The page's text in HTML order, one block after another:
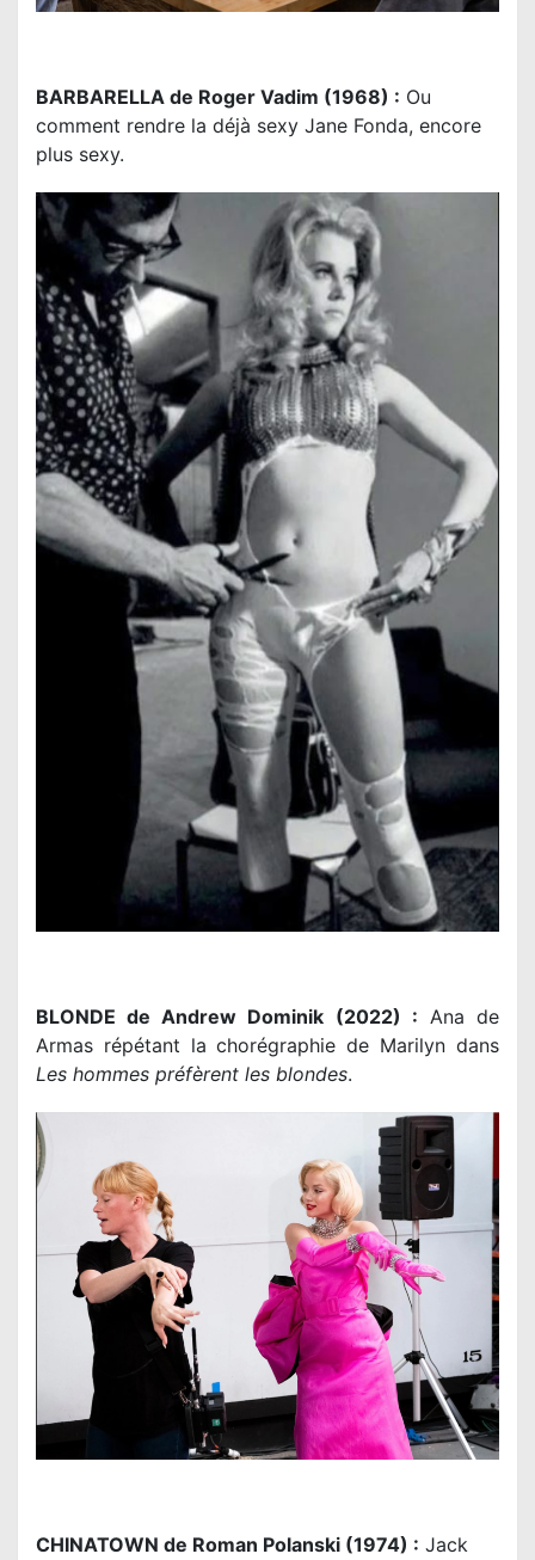
BARBARELLA de Roger Vadim (1968) : Ou
comment rendre la déjà sexy Jane Fonda, encore
plus sexy.
BLONDE de Andrew Dominik (2022) : Ana de
Armas répétant la chorégraphie de Marilyn dans
Les hommes préfèrent les blondes.
CHINATOWN de Roman Polanski (1974) : Jack